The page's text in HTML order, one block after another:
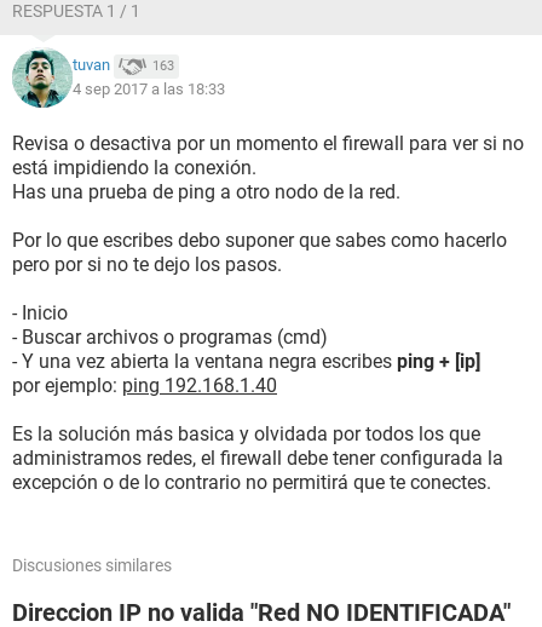
Estado de los medios. . . . . . . . . . . : medios desconectados
Sufijo DNS específico para la conexión. . :
Descripción . . . . . . . . . . . . . . . : Microsoft Virtual WiFi
Miniport A
dapter
Dirección física. . . . . . . . . . . . . : 7C-E9-D3-56-3E-BA
DHCP habilitado . . . . . . . . . . . . . : sí
Adaptador de LAN inalámbrica Conexión de red inalámbrica:
Sufijo DNS específico para la conexión. . : itu.edu.tr
Descripción . . . . . . . . . . . . . . . : Adaptador de red Broadcom
802.11n
DHCP habilitado . . . . . . . . . . . . . : sí
Configuración automática habilitada . . . : sí
Dirección IPv4. . . . . . . . . . . . . . : 161.9.92.200(Preferido)
:31:39
La concesión expira . . . . . . . . . . . : divendres, 1 / setembre /
RESPUESTA 1 / 1
tuvan 163
4 sep 2017 a las 18:33
Revisa o desactiva por un momento el firewall para ver si no
está impidiendo la conexión.
Has una prueba de ping a otro nodo de la red.
Por lo que escribes debo suponer que sabes como hacerlo
pero por si no te dejo los pasos.
- Inicio
- Buscar archivos o programas (cmd)
- Y una vez abierta la ventana negra escribes ping + [ip]
por ejemplo: ping 192.168.1.40
Es la solución más basica y olvidada por todos los que
administramos redes, el firewall debe tener configurada la
excepción o de lo contrario no permitirá que te conectes.
Discusiones similares
Direccion IP no valida "Red NO IDENTIFICADA"